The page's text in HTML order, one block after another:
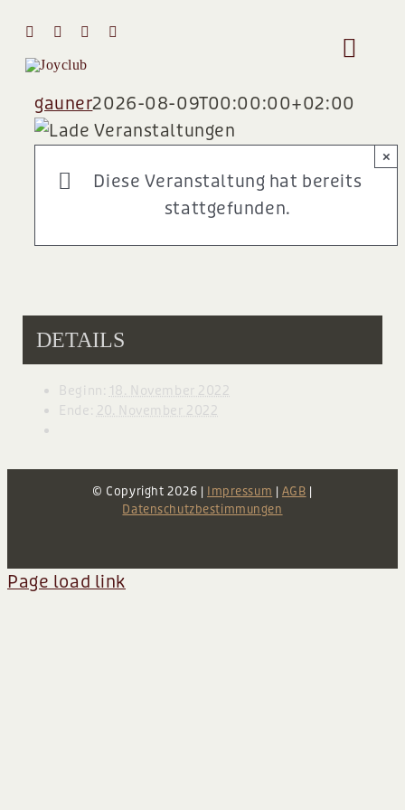
springen
Toggle
HOME
MIT MIR
gauner2026-08-09T00:00:00+02:00
Diese Veranstaltung hat bereits
stattgefunden.
×
DETAILS
Beginn: 18. November 2022
Ende: 20. November 2022
© Copyright2026 | Impressum | AGB |
Datenschutzbestimmungen
Page load link